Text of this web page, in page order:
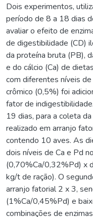
Dois experimentos,
período de 8 a 18 dias
avaliar o efeito de
de digestibilidade (CD)
da proteína bruta (PB),
e do cálcio (Ca) de
com diferentes níveis
crômico (0,5%) foi
fator de
19 dias, para a coleta
realizado em arranjo
contendo 10 aves. As
dois níveis de Ca e Pd
(0,70%Ca/0,32%Pd) x
kg/t de ração). O
arranjo fatorial 2 x 3,
(1%Ca/0,45%Pd) e
combinações de